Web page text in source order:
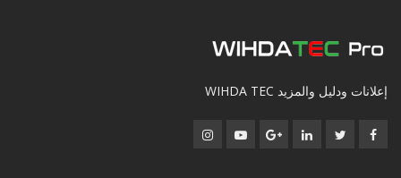
إعلانات ودليل والمزيد WIHDA TEC